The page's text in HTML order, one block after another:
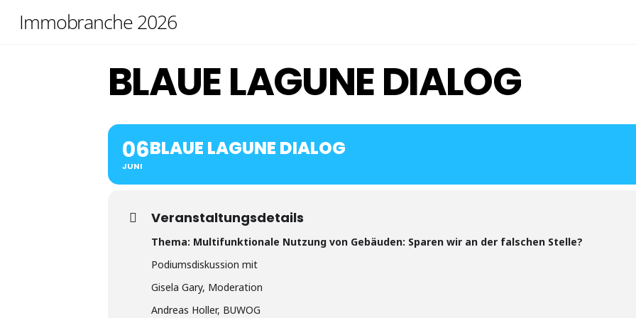
Immobranche 2026
BLAUE LAGUNE DIALOG
06
JUNI
BLAUE LAGUNE DIALOG
Veranstaltungsdetails
Thema: Multifunktionale Nutzung von Gebäuden: Sparen wir an der falschen Stelle?
Podiumsdiskussion mit
Gisela Gary, Moderation
Andreas Holler, BUWOG